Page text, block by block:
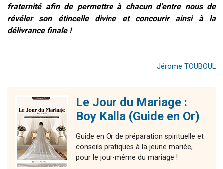
fraternité afin de permettre à chacun d’entre nous de
révéler son étincelle divine et concourir ainsi à la
délivrance finale !
Jérome TOUBOUL
Le Jour du Mariage :
Boy Kalla (Guide en Or)
Guide en Or de préparation spirituelle et
conseils pratiques à la jeune mariée,
pour le jour-même du mariage !